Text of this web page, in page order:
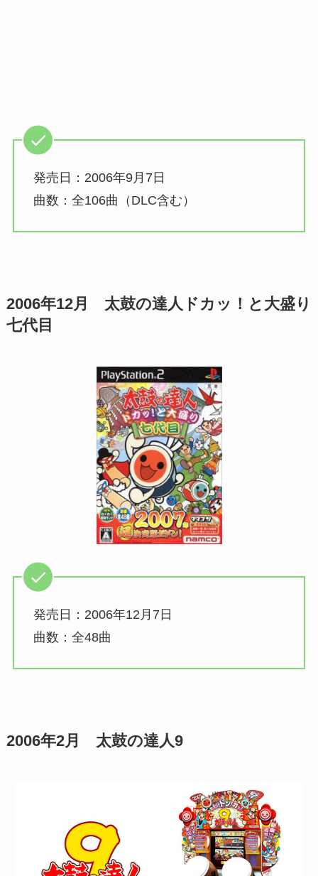
発売日：2006年9月7日
曲数：全106曲（DLC含む）
2006年12月 太鼓の達人 ドカッ！と大盛り
七代目
発売日：2006年12月7日
曲数：全48曲
2006年2月 太鼓の達人9